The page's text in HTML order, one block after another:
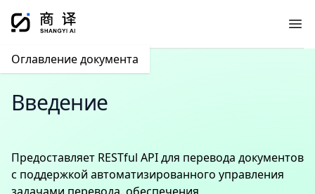
Оглавление документа
Введение
Предоставляет RESTful API для перевода документов
с поддержкой автоматизированного управления